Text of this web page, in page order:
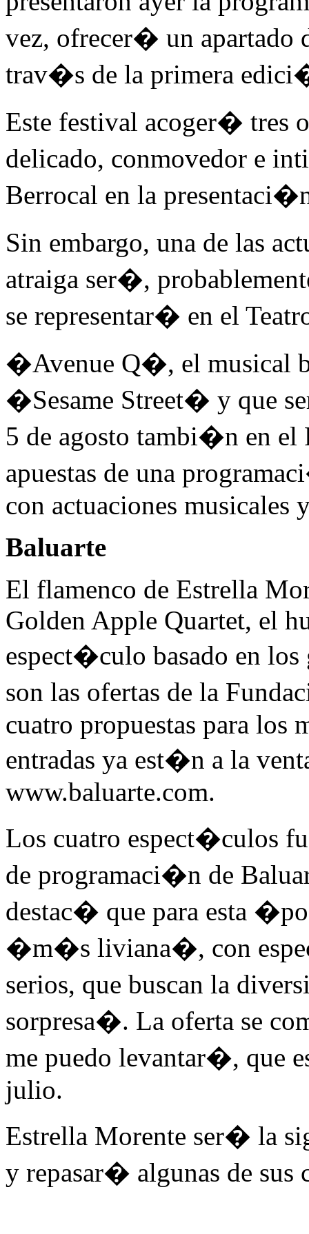
vez, ofrecer� un apartado
trav�s de la primera
Este festival acoger� tres
delicado, conmovedor e
Berrocal en la
Sin embargo, una de las
atraiga ser�,
se representar� en el
�Avenue Q�, el musical
�Sesame Street� y que
5 de agosto tambi�n en el
apuestas de una
con actuaciones musicales
Baluarte
El flamenco de Estrella
Golden Apple Quartet, el
espect�culo basado en
son las ofertas de la
cuatro propuestas para los
entradas ya est�n a la
www.baluarte.com.
Los cuatro espect�culos
de programaci�n de
destac� que para esta
�m�s liviana�, con
serios, que buscan la
sorpresa�. La oferta se
me puedo levantar�, que
julio.
Estrella Morente ser� la
y repasar� algunas de sus